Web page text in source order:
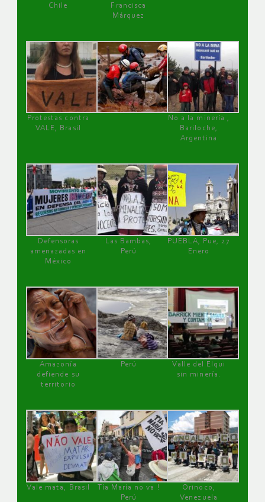
Chile
Francisca
Márquez
Protestas contra
VALE, Brasil
No a la minería ,
Bariloche,
Argentina
Defensoras
amenazadas en
México
Las Bambas,
Perú
PUEBLA, Pue, 27
Enero
Amazonía
defiende su
territorio
Perú
Valle del Elqui
sin minería.
Vale mata, Brasil
Tía María no va !
Perú
Orinoco,
Venezuela